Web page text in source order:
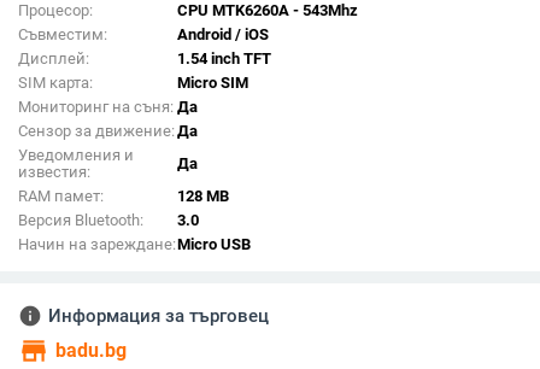
Процесор:
CPU MTK6260A - 543Mhz
Съвместим:
Android / iOS
Дисплей:
1.54 inch TFT
SIM карта:
Micro SIM
Мониторинг на съня: Да
Сензор за движение: Да
Уведомления и
известия:
Да
RAM памет:
128 MB
Версия Bluetooth:
3.0
Начин на зареждане:Micro USB
info Информация за търговец
store badu.bg